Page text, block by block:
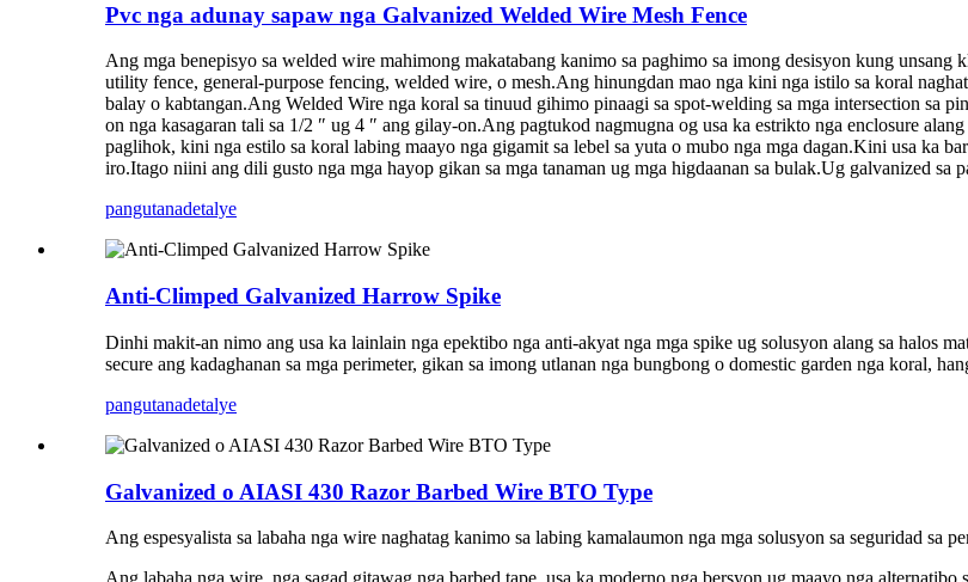
Pvc nga adunay sapaw nga Galvanized Welded Wire Mesh Fence
Ang mga benepisyo sa welded wire mahimong makatabang kanimo sa paghimo sa imong desisyon kung unsang
utility fence, general-purpose fencing, welded wire, o mesh.Ang hinungdan mao nga kini nga istilo sa koral
balay o kabtangan.Ang Welded Wire nga koral sa tinuud gihimo pinaagi sa spot-welding sa mga intersection sa
on nga kasagaran tali sa 1/2 ″ ug 4 ″ ang gilay-on.Ang pagtukod nagmugna og usa ka estrikto nga enclosure
paglihok, kini nga estilo sa koral labing maayo nga gigamit sa lebel sa yuta o mubo nga mga dagan.Kini usa ka
iro.Itago niini ang dili gusto nga mga hayop gikan sa mga tanaman ug mga higdaanan sa bulak.Ug galvanized sa
pangutanadetalye
Anti-Climped Galvanized Harrow Spike
Dinhi makit-an nimo ang usa ka lainlain nga epektibo nga anti-akyat nga mga spike ug solusyon alang sa halos
secure ang kadaghanan sa mga perimeter, gikan sa imong utlanan nga bungbong o domestic garden nga koral,
pangutanadetalye
Galvanized o AIASI 430 Razor Barbed Wire BTO Type
Ang espesyalista sa labaha nga wire naghatag kanimo sa labing kamalaumon nga mga solusyon sa seguridad sa